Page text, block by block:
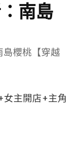
南島
島櫻桃【穿越
主開店+主角